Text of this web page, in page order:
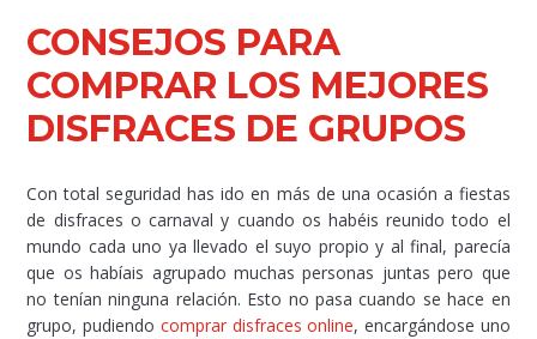
CONSEJOS PARA
COMPRAR LOS MEJORES
DISFRACES DE GRUPOS
Con total seguridad has ido en más de una ocasión a fiestas
de disfraces o carnaval y cuando os habéis reunido todo el
mundo cada uno ya llevado el suyo propio y al final, parecía
que os habíais agrupado muchas personas juntas pero que
no tenían ninguna relación. Esto no pasa cuando se hace en
grupo, pudiendo comprar disfraces online, encargándose uno